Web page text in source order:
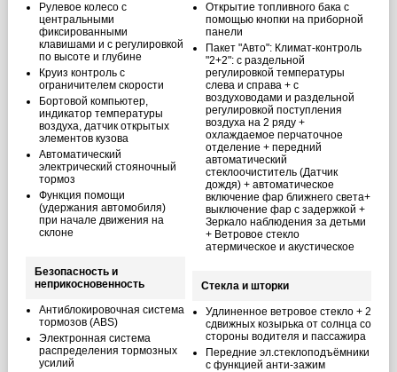
Рулевое колесо с
центральными
фиксированными
клавишами и с регулировкой
по высоте и глубине
Круиз контроль с
ограничителем скорости
Бортовой компьютер,
индикатор температуры
воздуха, датчик открытых
элементов кузова
Автоматический
электрический стояночный
тормоз
Функция помощи
(удержания автомобиля)
при начале движения на
склоне
Безопасность и
неприкосновенность
Антиблокировочная система
тормозов (ABS)
Электронная система
распределения тормозных
усилий
Открытие топливного бака с
помощью кнопки на приборной
панели
Пакет "Авто": Климат-контроль
"2+2": с раздельной
регулировкой температуры
слева и справа + с
воздуховодами и раздельной
регулировкой поступления
воздуха на 2 ряду +
охлаждаемое перчаточное
отделение + передний
автоматический
стеклоочиститель (Датчик
дождя) + автоматическое
включение фар ближнего света+
выключение фар с задержкой +
Зеркало наблюдения за детьми
+ Ветровое стекло
атермическое и акустическое
Стекла и шторки
Удлиненное ветровое стекло + 2
сдвижных козырька от солнца со
стороны водителя и пассажира
Передние эл.стеклоподъёмники
с функцией анти-зажим